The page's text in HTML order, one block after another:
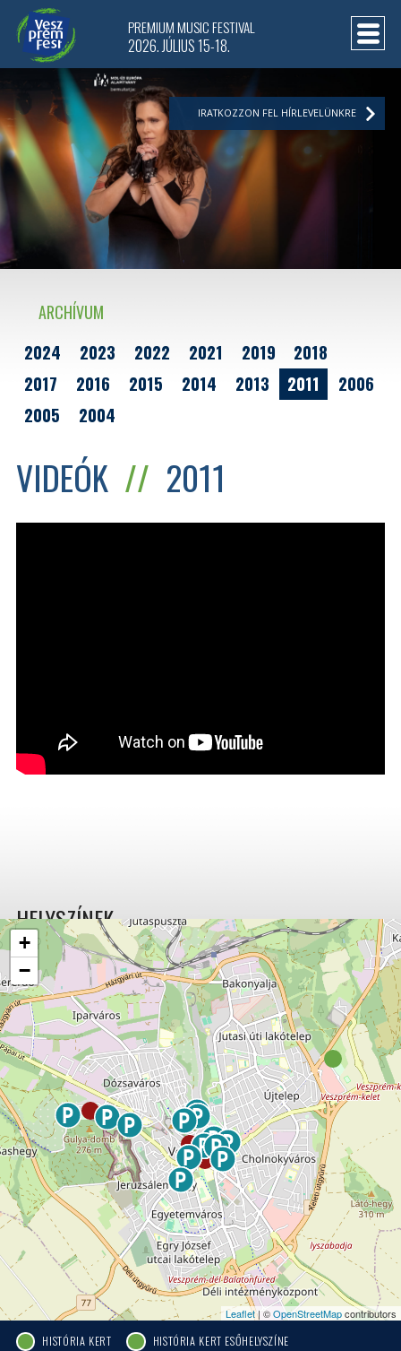
VIDEÓK // 2011
ARCHÍVUM
2024 2023 2022 2021 2019
2018
2017
2016 2015 2014 2013 2011
2006
2005
2004
+
−
Leaflet| ©OpenStreetMapcontributors
HELYSZÍNEK
HISTÓRIA KERT HISTÓRIA KERT ESŐHELYSZÍNE
PREMIUM MUSIC FESTIVAL
2026. JÚLIUS 15-18.
IRATKOZZON FEL HÍRLEVELÜNKRE